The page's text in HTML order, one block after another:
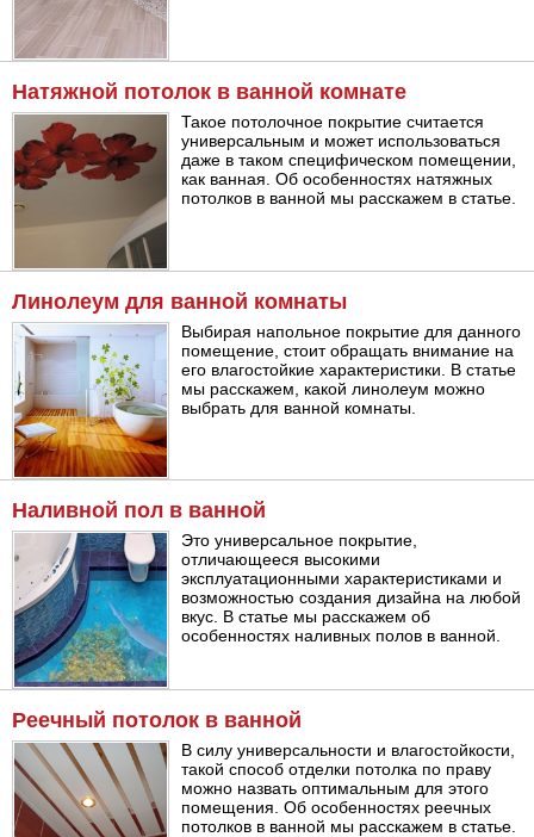
Натяжной потолок в ванной комнате
Такое потолочное покрытие считается
универсальным и может использоваться
даже в таком специфическом помещении,
как ванная. Об особенностях натяжных
потолков в ванной мы расскажем в статье.
Линолеум для ванной комнаты
Выбирая напольное покрытие для данного
помещение, стоит обращать внимание на
его влагостойкие характеристики. В статье
мы расскажем, какой линолеум можно
выбрать для ванной комнаты.
Наливной пол в ванной
Это универсальное покрытие,
отличающееся высокими
эксплуатационными характеристиками и
возможностью создания дизайна на любой
вкус. В статье мы расскажем об
особенностях наливных полов в ванной.
Реечный потолок в ванной
В силу универсальности и влагостойкости,
такой способ отделки потолка по праву
можно назвать оптимальным для этого
помещения. Об особенностях реечных
потолков в ванной мы расскажем в статье.